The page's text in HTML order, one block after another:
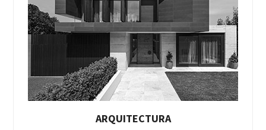
ARQUITECTURA